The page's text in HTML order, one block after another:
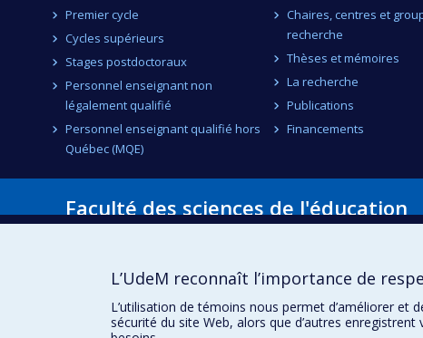
Premier cycle
Cycles supérieurs
Stages postdoctoraux
Personnel enseignant non
légalement qualifié
Personnel enseignant qualifié hors
Québec (MQE)
Chaires, centres et
recherche
Thèses et mémoires
La recherche
Publications
Financements
Faculté des sciences de l'éducation
Montréal (Québec) H2V 2S9
L’UdeM reconnaît l’importance de
L’utilisation de témoins nous permet d’améliorer
sécurité du site Web, alors que d’autres